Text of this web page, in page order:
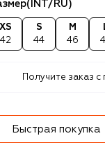
(INT/RU)
XS
42
S
44
M
46
Получите заказ
Быстрая покупка